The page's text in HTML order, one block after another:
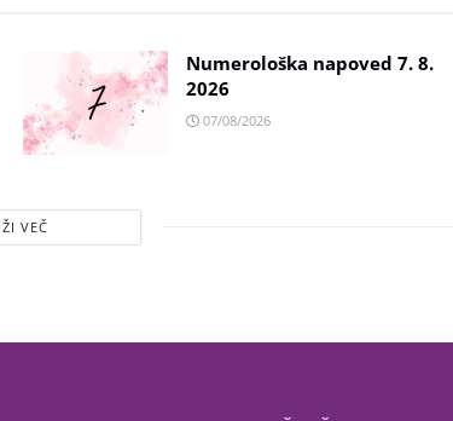
Numerološka napoved 7. 8.
2026
07/08/2026
VEČ